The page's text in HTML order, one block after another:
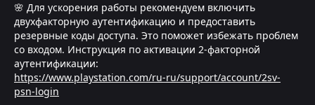
🌸 Для ускорения работы рекомендуем включить
двухфакторную аутентификацию и предоставить
резервные коды доступа. Это поможет избежать проблем
со входом. Инструкция по активации 2-факторной
аутентификации:
https://www.playstation.com/ru-ru/support/account/2sv-
psn-login